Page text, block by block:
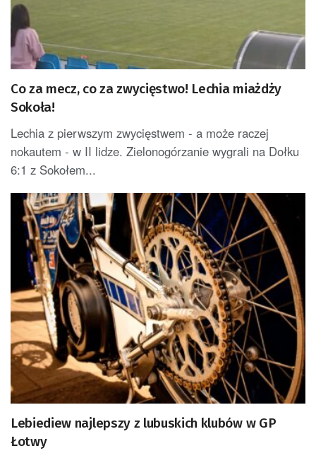
Co za mecz, co za zwycięstwo! Lechia miażdży
Sokoła!
Lechia z pierwszym zwycięstwem - a może raczej
nokautem - w II lidze. Zielonogórzanie wygrali na Dołku
6:1 z Sokołem...
Lebiediew najlepszy z lubuskich klubów w GP
Łotwy